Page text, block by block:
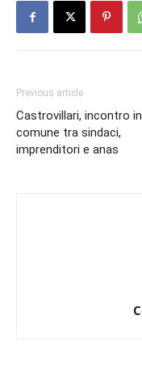
Previous article
Castrovillari, incontro in
comune tra sindaci,
imprenditori e anas